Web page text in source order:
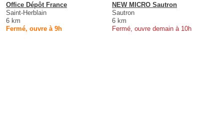
Office Dépôt France
Saint-Herblain
6 km
Fermé, ouvre à 9h
NEW MICRO Sautron
Sautron
6 km
Fermé, ouvre demain à 10h